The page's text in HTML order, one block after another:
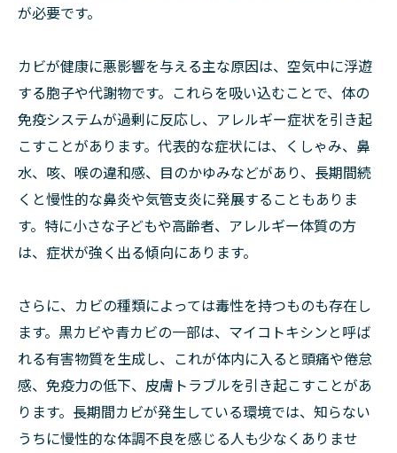
が必要です。
カビが健康に悪影響を与える主な原因は、空気中に浮遊
する胞子や代謝物です。これらを吸い込むことで、体の
免疫システムが過剰に反応し、アレルギー症状を引き起
こすことがあります。代表的な症状には、くしゃみ、鼻
水、咳、喉の違和感、目のかゆみなどがあり、長期間続
くと慢性的な鼻炎や気管支炎に発展することもありま
す。特に小さな子どもや高齢者、アレルギー体質の方
は、症状が強く出る傾向にあります。
さらに、カビの種類によっては毒性を持つものも存在し
ます。黒カビや青カビの一部は、マイコトキシンと呼ば
れる有害物質を生成し、これが体内に入ると頭痛や倦怠
感、免疫力の低下、皮膚トラブルを引き起こすことがあ
ります。長期間カビが発生している環境では、知らない
うちに慢性的な体調不良を感じる人も少なくありませ